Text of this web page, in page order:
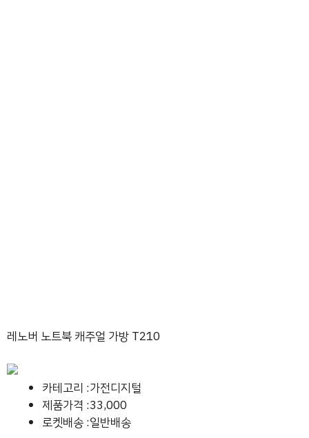
레노버 노트북 캐주얼 가방 T210
카테고리 :가전디지털
제품가격 :33,000
로켓배송 :일반배송